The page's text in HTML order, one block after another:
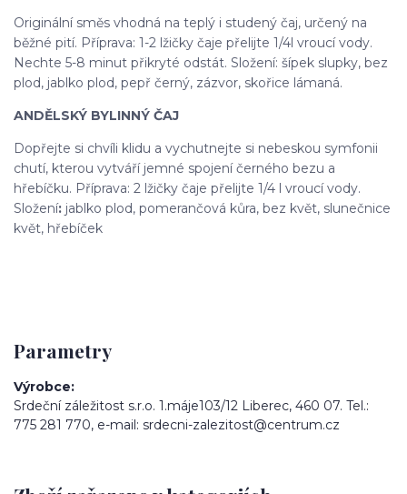
Originální směs vhodná na teplý i studený čaj, určený na
běžné pití. Příprava: 1-2 lžičky čaje přelijte 1/4l vroucí vody.
Nechte 5-8 minut přikryté odstát. Složení: šípek slupky, bez
plod, jablko plod, pepř černý, zázvor, skořice lámaná.
ANDĚLSKÝ BYLINNÝ ČAJ
Dopřejte si chvíli klidu a vychutnejte si nebeskou symfonii
chutí, kterou vytváří jemné spojení černého bezu a
hřebíčku. Příprava: 2 lžičky čaje přelijte 1/4 l vroucí vody.
Složení: jablko plod, pomerančová kůra, bez květ, slunečnice
květ, hřebíček
Parametry
Výrobce
Srdeční záležitost s.r.o. 1.máje103/12 Liberec, 460 07. Tel.:
775 281 770, e-mail: srdecni-zalezitost@centrum.cz